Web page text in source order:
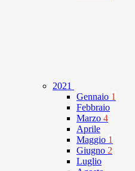
2021
Gennaio 1
Febbraio
Marzo 4
Aprile
Maggio 1
Giugno 2
Luglio